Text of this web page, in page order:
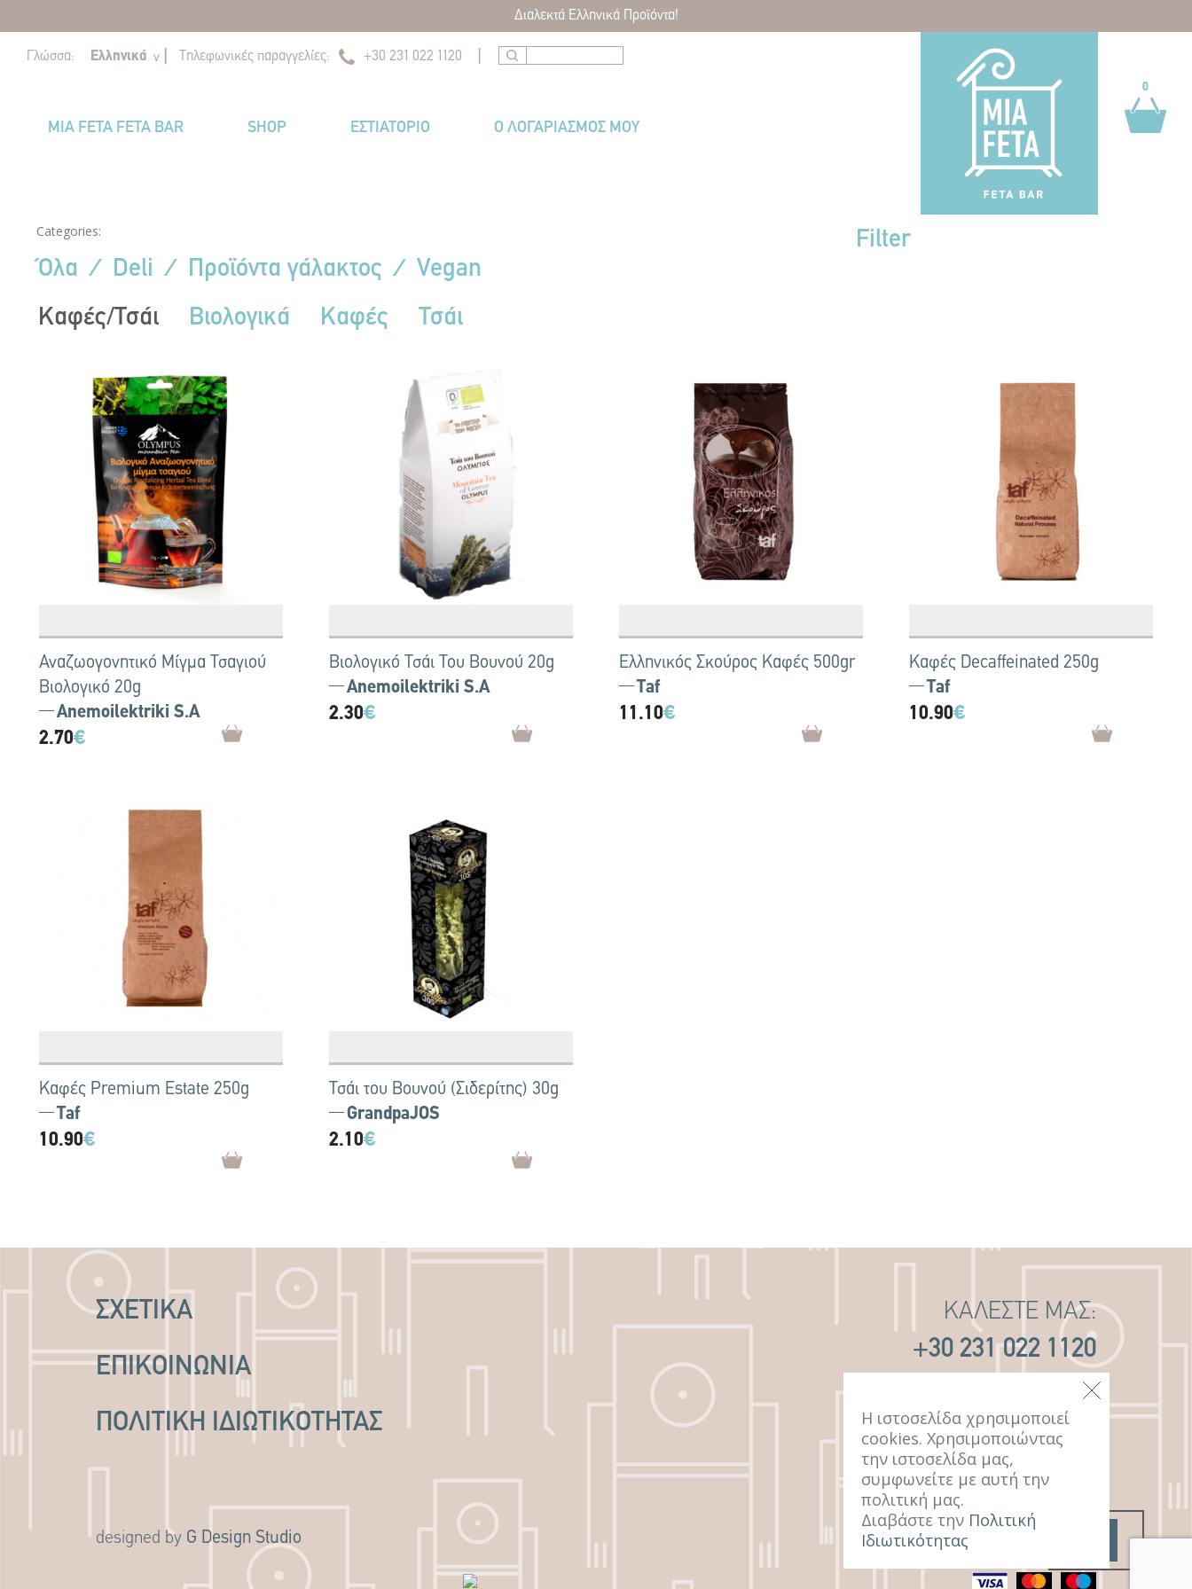
Διαλεκτά Ελληνικά Προϊόντα!
Γλώσσα: Ελληνικά v || Τηλεφωνικές παραγγελίες: +30 231 022 1120 |
0
0
MIA FETA FETA BAR SHOP ΕΣΤΙΑΤΌΡΙΟ Ο ΛΟΓΑΡΙΑΣΜΟΣ ΜΟΥ
Filter
Categories:
Όλα ⁄ Deli ⁄ Προϊόντα γάλακτος ⁄
Vegan
Καφές/Τσάι
Βιολογικά Καφές Τσάι
Αναζωογονητικό Μίγμα Τσαγιού
Βιολογικό 20g
Anemoilektriki S.A
2.70€
Βιολογικό Τσάι Του Βουνού 20g
Anemoilektriki S.A
2.30€
Ελληνικός Σκούρος Καφές 500gr
Taf
11.10€
Καφές Decaffeinated 250g
Taf
10.90€
Καφές Premium Estate 250g
Taf
10.90€
Τσάι του Βουνού (Σιδερίτης) 30g
GrandpaJOS
2.10€
ΣΧΕΤΙΚΑ
ΕΠΙΚΟΙΝΩΝΙΑ
ΠΟΛΙΤΙΚΉ ΙΔΙΩΤΙΚΌΤΗΤΑΣ
ΚΑΛΕΣΤΕ ΜΑΣ:
+30 231 022 1120
ΕΠΙΚΕΦΘΕΙΤΕ ΜΑΣ:
14 ΠΑΥΛΟΥ ΜΕΛΑ
ΘΕΣΣΑΛΟΝΙΚΗ, 546 22
designed by G Design Studio
Η ιστοσελίδα χρησιμοποιεί
cookies. Χρησιμοποιώντας
την ιστοσελίδα μας,
συμφωνείτε με αυτή την
πολιτική μας.
Διαβάστε την Πολιτική
Ιδιωτικότητας